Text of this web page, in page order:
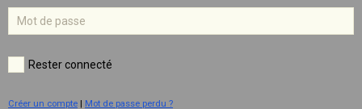
Rester connecté
Créer un compte Mot de passe perdu ?